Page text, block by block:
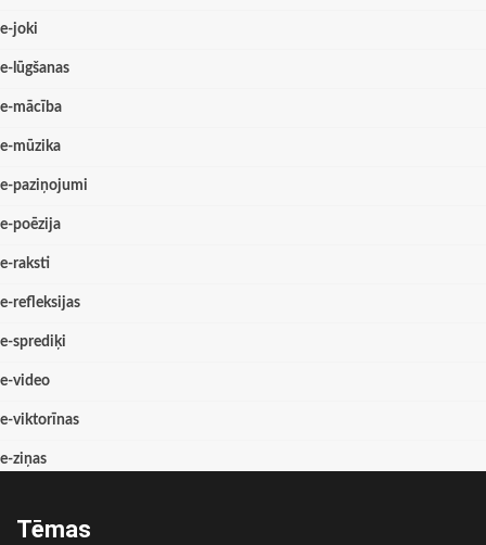
e-joki
e-lūgšanas
e-mācība
e-mūzika
e-paziņojumi
e-poēzija
e-raksti
e-refleksijas
e-sprediķi
e-video
e-viktorīnas
e-ziņas
Tēmas